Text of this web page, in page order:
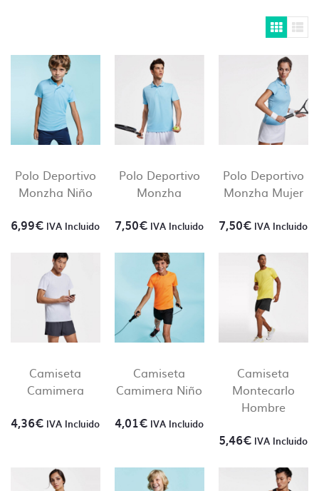
Polo Deportivo
Monzha Niño
6,99€ IVA Incluido
Polo Deportivo
Monzha
7,50€ IVA Incluido
Polo Deportivo
Monzha Mujer
7,50€ IVA Incluido
Camiseta
Camimera
4,36€ IVA Incluido
Camiseta
Camimera Niño
4,01€ IVA Incluido
Camiseta
Montecarlo
Hombre
5,46€ IVA Incluido